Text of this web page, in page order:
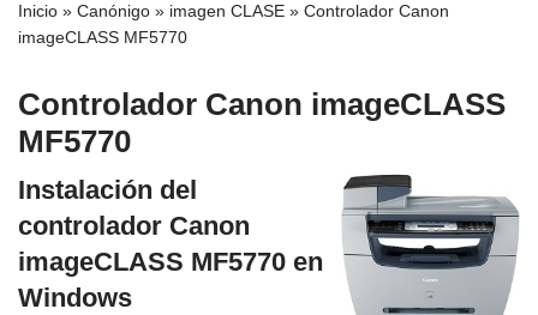
Inicio » Canónigo » imagen CLASE » Controlador Canon
imageCLASS MF5770
Controlador Canon imageCLASS
MF5770
Instalación del
controlador Canon
imageCLASS MF5770 en
Windows